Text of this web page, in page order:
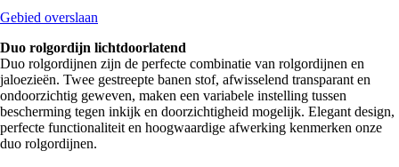
Gebied overslaan
Duo rolgordijn lichtdoorlatend
Duo rolgordijnen zijn de perfecte combinatie van rolgordijnen en
jaloezieën. Twee gestreepte banen stof, afwisselend transparant en
ondoorzichtig geweven, maken een variabele instelling tussen
bescherming tegen inkijk en doorzichtigheid mogelijk. Elegant design,
perfecte functionaliteit en hoogwaardige afwerking kenmerken onze
duo rolgordijnen.